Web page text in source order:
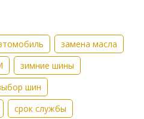
замена масла
зимние шины
шин
срок службы